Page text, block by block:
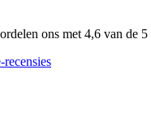
ons met 4,6 van de 5